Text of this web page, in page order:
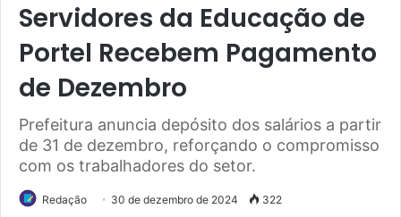
Servidores da Educação de
Portel Recebem Pagamento
de Dezembro
Prefeitura anuncia depósito dos salários a partir
de 31 de dezembro, reforçando o compromisso
com os trabalhadores do setor.
Redação 30 de dezembro de 2024 322